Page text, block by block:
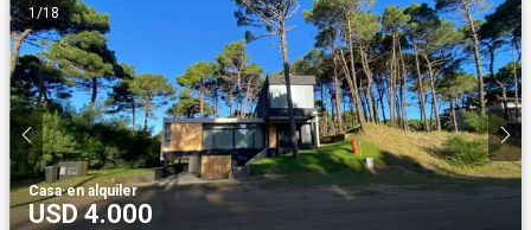
1/18
Casa·en alquiler
USD 4.000